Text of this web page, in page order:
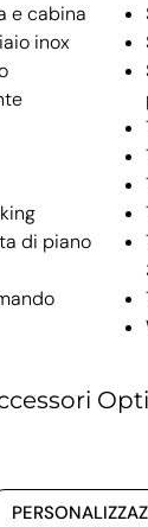
e cabina
inox
di piano